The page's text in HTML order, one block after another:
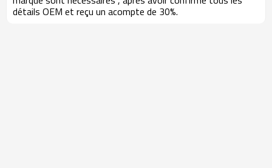
détails OEM et reçu un acompte de 30%.